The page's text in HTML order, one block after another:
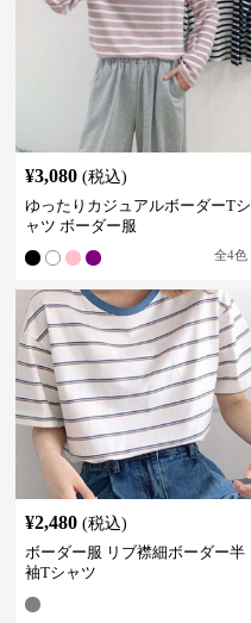
¥3,080 (税込)
ゆったりカジュアルボーダーTシ
ャツ ボーダー服
全4色
¥2,480 (税込)
ボーダー服 リブ襟細ボーダー半
袖Tシャツ